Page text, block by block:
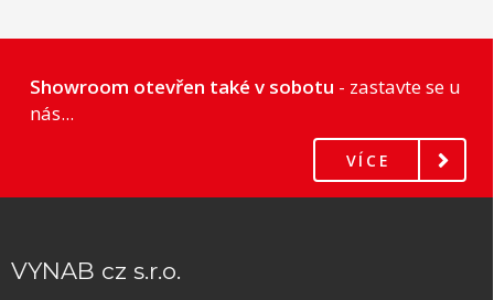
Showroom otevřen také v sobotu - zastavte se u
nás...
VÍCE
VYNAB cz s.r.o.